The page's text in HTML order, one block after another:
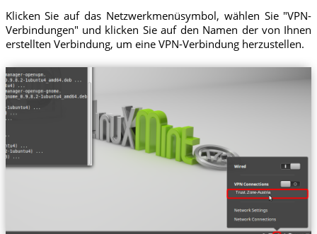
Klicken Sie auf das Netzwerkmenüsymbol, wählen Sie "VPN-
Verbindungen" und klicken Sie auf den Namen der von Ihnen
erstellten Verbindung, um eine VPN-Verbindung herzustellen.
Trust.Zone-Austria